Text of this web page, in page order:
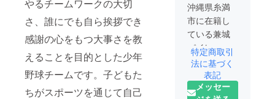
やるチームワークの大切
さ、誰にでも自ら挨拶でき
感謝の心をもつ大事さを教
えることを目的とした少年
野球チームです。子どもた
ちがスポーツを通じて自己
沖縄県糸満
市に在籍し
ている兼城
パイレーツ
です！
特定商取引
法に基づく
表記
メッセー